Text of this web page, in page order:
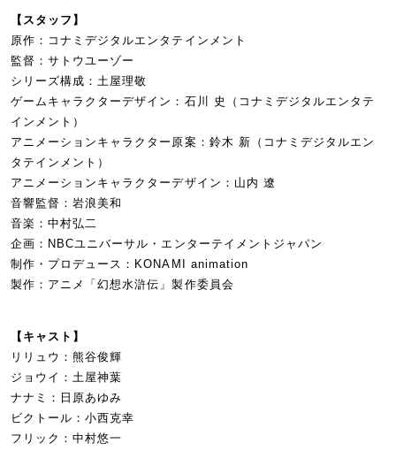
【スタッフ】
原作：コナミデジタルエンタテインメント
監督：サトウユーゾー
シリーズ構成：土屋理敬
ゲームキャラクターデザイン：石川 史（コナミデジタルエンタテ
インメント）
アニメーションキャラクター原案：鈴木 新（コナミデジタルエン
タテインメント）
アニメーションキャラクターデザイン：山内 遼
音響監督：岩浪美和
音楽：中村弘二
企画：NBCユニバーサル・エンターテイメントジャパン
制作・プロデュース：KONAMI animation
製作：アニメ「幻想水滸伝」製作委員会
【キャスト】
リリュウ：熊谷俊輝
ジョウイ：土屋神葉
ナナミ：日原あゆみ
ビクトール：小西克幸
フリック：中村悠一